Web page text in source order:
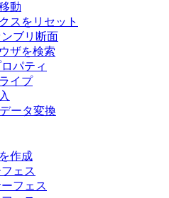
動
スをリセット
ブリ断面
ザを検索
パティ
イプ
ータ変換
作成
ェス
フェス